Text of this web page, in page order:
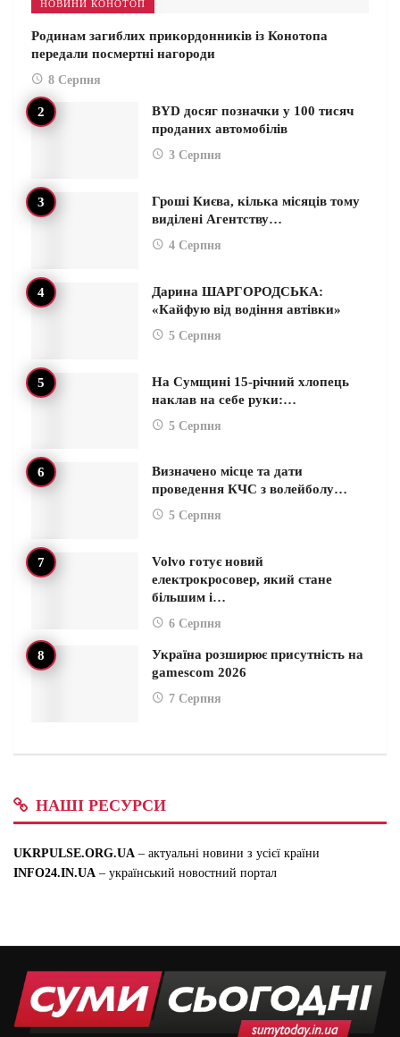
НОВИНИ КОНОТОП
Родинам загиблих прикордонників із Конотопа
передали посмертні нагороди
8 Серпня
BYD досяг позначки у 100 тисяч
проданих автомобілів
3 Серпня
Гроші Києва, кілька місяців тому
виділені Агентству…
4 Серпня
Дарина ШАРГОРОДСЬКА:
«Кайфую від водіння автівки»
5 Серпня
На Сумщині 15-річний хлопець
наклав на себе руки:…
5 Серпня
Визначено місце та дати
проведення КЧС з волейболу…
5 Серпня
Volvo готує новий
електрокросовер, який стане
більшим і…
6 Серпня
Україна розширює присутність на
gamescom 2026
7 Серпня
НАШІ РЕСУРСИ
UKRPULSE.ORG.UA – актуальні новини з усієї країни
INFO24.IN.UA – український новостний портал